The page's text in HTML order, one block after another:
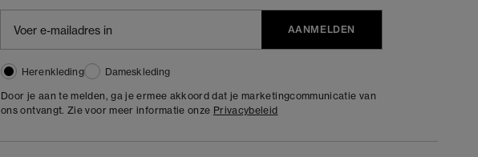
AANMELDEN
Herenkleding
Dameskleding
Door je aan te melden, ga je ermee akkoord dat je marketingcommunicatie van
ons ontvangt. Zie voor meer informatie onze Privacybeleid